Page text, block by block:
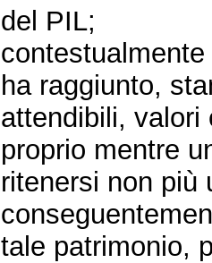
del PIL;
ha raggiunto,
attendibili, valori
proprio mentre
ritenersi non più
tale patrimonio,